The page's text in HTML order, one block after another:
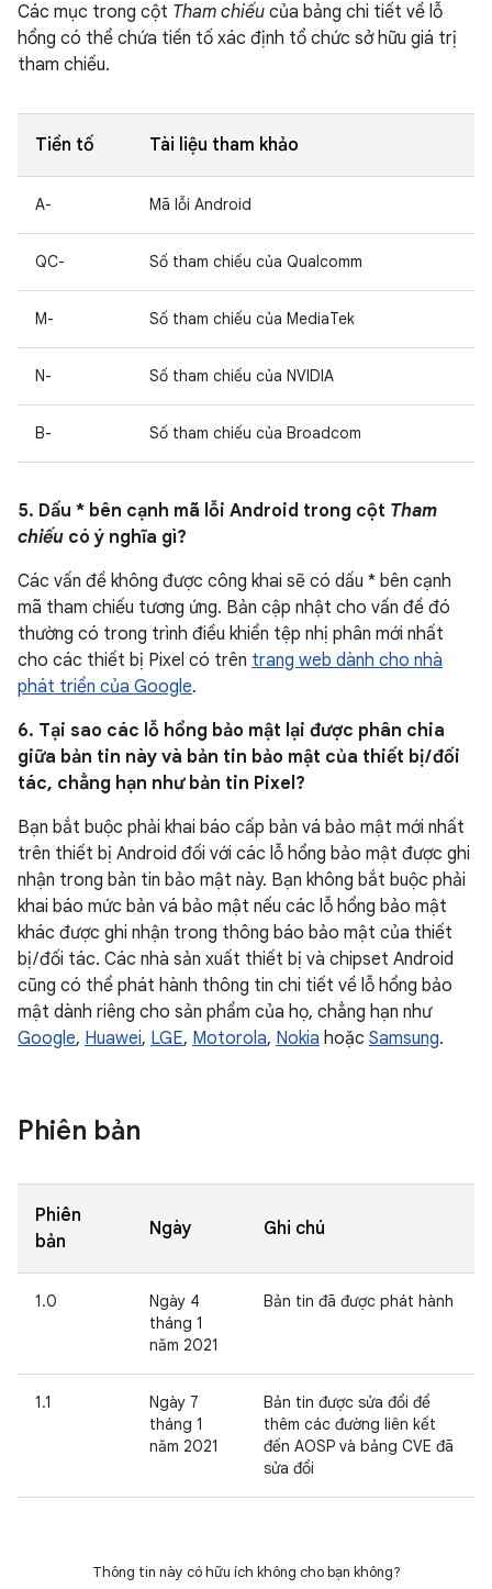
Các mục trong cột Tham chiếu của bảng chi tiết về lỗ
hổng có thể chứa tiền tố xác định tổ chức sở hữu giá trị
tham chiếu.
Tiền tố Tài liệu tham khảo
A- Mã lỗi Android
QC- Số tham chiếu của Qualcomm
M- Số tham chiếu của MediaTek
N- Số tham chiếu của NVIDIA
B- Số tham chiếu của Broadcom
5. Dấu * bên cạnh mã lỗi Android trong cột Tham
chiếu có ý nghĩa gì?
Các vấn đề không được công khai sẽ có dấu * bên cạnh
mã tham chiếu tương ứng. Bản cập nhật cho vấn đề đó
thường có trong trình điều khiển tệp nhị phân mới nhất
cho các thiết bị Pixel có trên trang web dành cho nhà
phát triển của Google.
6. Tại sao các lỗ hổng bảo mật lại được phân chia
giữa bản tin này và bản tin bảo mật của thiết bị / đối
tác, chẳng hạn như bản tin Pixel?
Bạn bắt buộc phải khai báo cấp bản vá bảo mật mới nhất
trên thiết bị Android đối với các lỗ hổng bảo mật được ghi
nhận trong bản tin bảo mật này. Bạn không bắt buộc phải
khai báo mức bản vá bảo mật nếu các lỗ hổng bảo mật
khác được ghi nhận trong thông báo bảo mật của thiết
bị / đối tác. Các nhà sản xuất thiết bị và chipset Android
cũng có thể phát hành thông tin chi tiết về lỗ hổng bảo
mật dành riêng cho sản phẩm của họ, chẳng hạn như
Google, Huawei, LGE, Motorola, Nokia hoặc Samsung.
Phiên bản
Phiên
bản
Ngày Ghi chú
1.0
Ngày 4
tháng 1
năm 2021
Bản tin đã được phát hành
1.1
Ngày 7
tháng 1
năm 2021
Bản tin được sửa đổi để
thêm các đường liên kết
đến AOSP và bảng CVE đã
sửa đổi
Thông tin này có hữu ích không cho bạn không?